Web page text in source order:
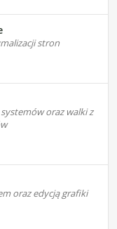
stron
oraz walki z
oraz edycją grafiki